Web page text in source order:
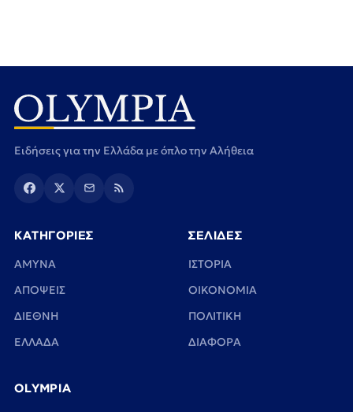
Ειδήσεις για την Ελλάδα με όπλο την Αλήθεια
ΚΑΤΗΓΟΡΙΕΣ
ΑΜΥΝΑ
ΑΠΟΨΕΙΣ
ΔΙΕΘΝΗ
ΕΛΛΑΔΑ
ΣΕΛΙΔΕΣ
ΙΣΤΟΡΙΑ
ΟΙΚΟΝΟΜΙΑ
ΠΟΛΙΤΙΚΗ
ΔΙΑΦΟΡΑ
OLYMPIA